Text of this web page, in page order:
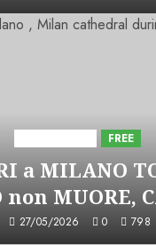
FREE
a MILANO
non MUORE,
27/05/2026 0 798